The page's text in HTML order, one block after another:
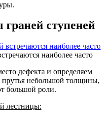
ступеней
наиболее часто
дефекта и определяем
небольшой толщины,
большой роли.
лестницы: